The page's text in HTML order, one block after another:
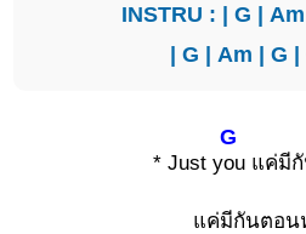
INSTRU : | G | Am
| G | Am | G |
* Just y
G
ou แค่มี
แค่มีกันตอน